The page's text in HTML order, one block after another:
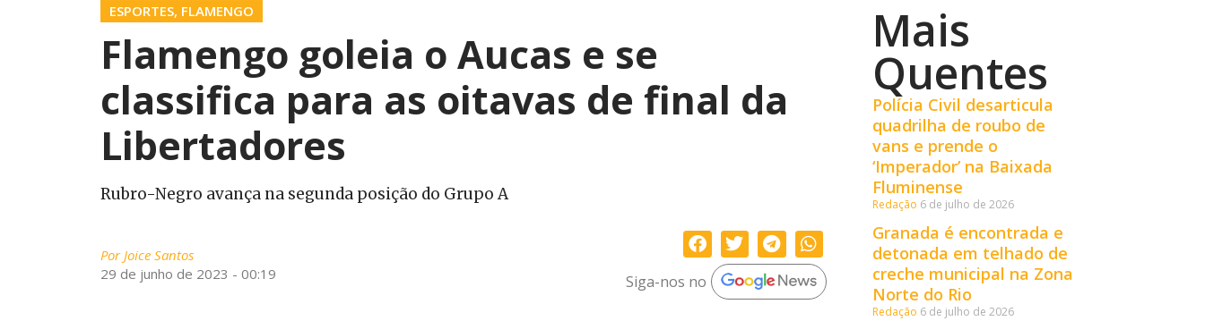
ESPORTES, FLAMENGO
Flamengo goleia o Aucas e se
classifica para as oitavas de final da
Libertadores
Rubro-Negro avança na segunda posição do Grupo A
PorJoice Santos
29 de junho de 2023 - 00:19
Siga-nos no
Mais
Quentes
Polícia Civil desarticula
quadrilha de roubo de
vans e prende o
‘Imperador’ na Baixada
Fluminense
Redação 6 de julho de 2026
Granada é encontrada e
detonada em telhado de
creche municipal na Zona
Norte do Rio
Redação 6 de julho de 2026